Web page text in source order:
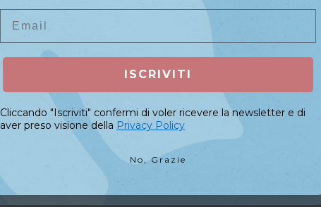
Email
Cliccando "Iscriviti" confermi di voler ricevere la newsletter e di
aver preso visione della
Privacy Policy
ISCRIVITI
Cliccando "Iscriviti" confermi di voler ricevere la newsletter e di
aver preso visione della Privacy Policy
No, Grazie